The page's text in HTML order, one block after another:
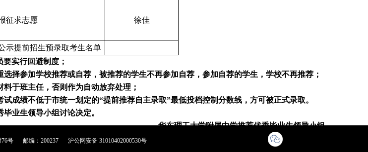
征求志愿 徐佳
示提前招生预录取考生名单
实行回避制度；
择参加学校推荐或自荐，被推荐的学生不再参加自荐，参加自荐的学生，学校不再推荐；
料于班主任，否则作为自动放弃处理；
成绩不低于市统一划定的“提前推荐自主录取”最低投档控制分数线，方可被正式录取。
业生领导小组讨论决定。
华东理工大学附属中学推荐优秀毕业生领导小组
2020
号 邮编：200237 沪公网安备 31010402000530号